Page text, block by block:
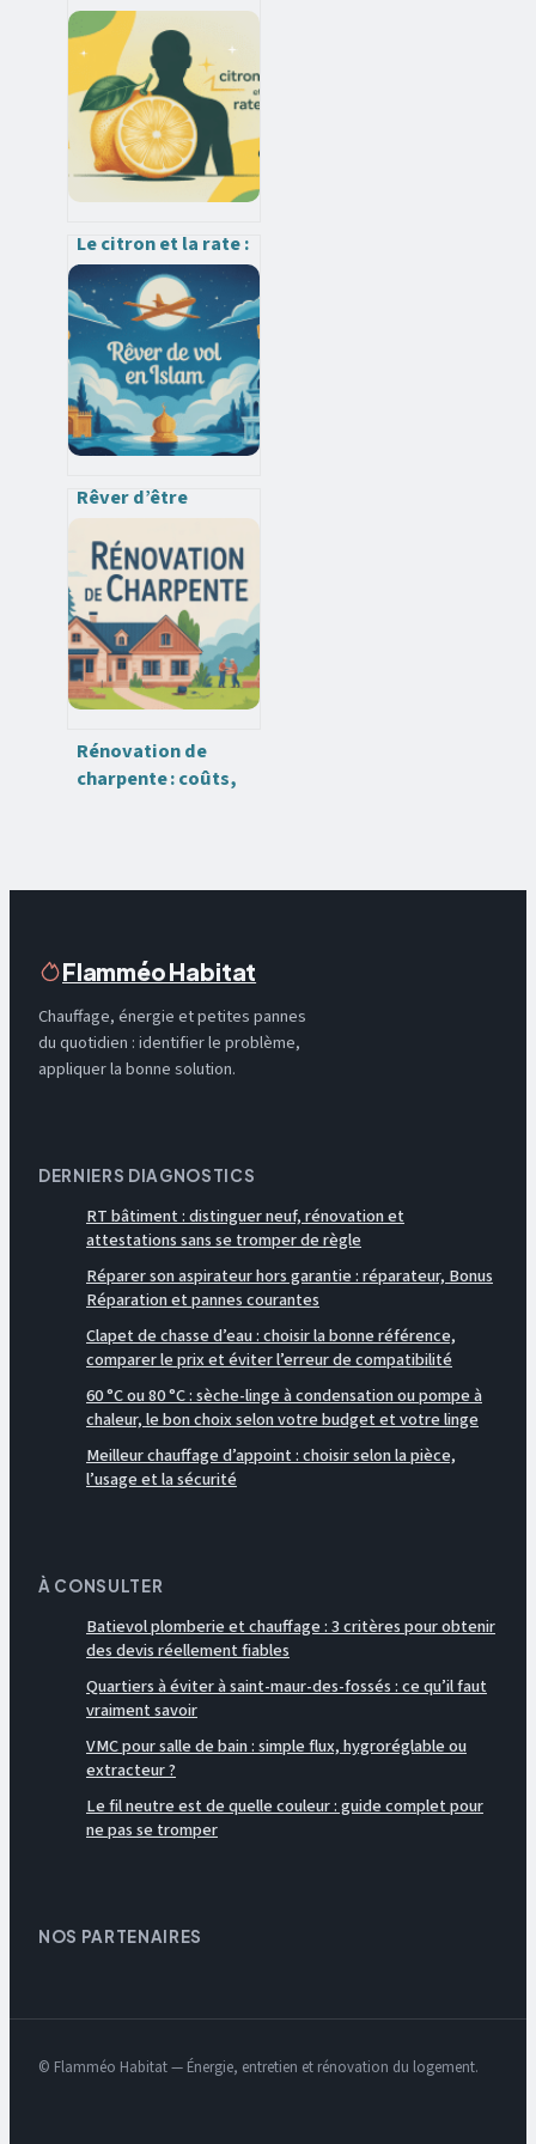
calcaire dans une
machine à laver
sans se tromper
Le citron et la rate :
bienfaits, risques
et usages expliqués
simplement
Rêver d’être
victime de vol en
islam : sens,
avertissements et
messages cachés
Rénovation de
charpente : coûts,
Flamméo Habitat
Chauffage, énergie et petites pannes
du quotidien : identifier le problème,
appliquer la bonne solution.
DERNIERS DIAGNOSTICS
RT bâtiment : distinguer neuf, rénovation et
attestations sans se tromper de règle
Réparer son aspirateur hors garantie : réparateur, Bonus
Réparation et pannes courantes
Clapet de chasse d’eau : choisir la bonne référence,
comparer le prix et éviter l’erreur de compatibilité
60 °C ou 80 °C : sèche-linge à condensation ou pompe à
chaleur, le bon choix selon votre budget et votre linge
Meilleur chauffage d’appoint : choisir selon la pièce,
l’usage et la sécurité
À CONSULTER
Batievol plomberie et chauffage : 3 critères pour obtenir
des devis réellement fiables
Quartiers à éviter à saint-maur-des-fossés : ce qu’il faut
vraiment savoir
VMC pour salle de bain : simple flux, hygroréglable ou
extracteur ?
Le fil neutre est de quelle couleur : guide complet pour
ne pas se tromper
NOS PARTENAIRES
© Flamméo Habitat — Énergie, entretien et rénovation du logement.